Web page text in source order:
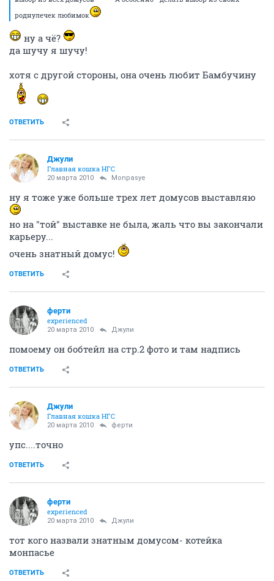
роднулечек любимок
ну а чё?
да шучу я шучу!
хотя с другой стороны, она очень любит Бамбучину
ОТВЕТИТЬ
Джули
Главная кошка НГС
20 марта 2010 Monpasye
ну я тоже уже больше трех лет домусов выставляю
но на "той" выставке не была, жаль что вы закончали
карьеру...
очень знатный домус!
ОТВЕТИТЬ
ферти
experienced
20 марта 2010 Джули
помоему он бобтейл на стр.2 фото и там надпись
ОТВЕТИТЬ
Джули
Главная кошка НГС
20 марта 2010 ферти
упс....точно
ОТВЕТИТЬ
ферти
experienced
20 марта 2010 Джули
тот кого назвали знатным домусом- котейка
монпасье
ОТВЕТИТЬ